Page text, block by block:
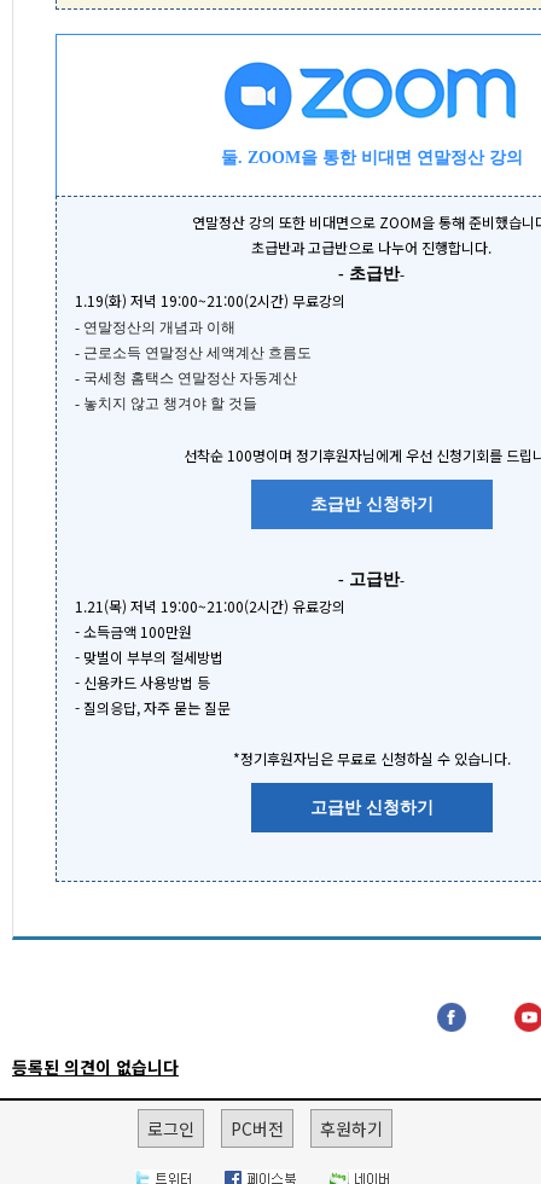
둘. ZOOM을 통한 비대면 연말정산 강의
연말정산 강의 또한 비대면으로 ZOOM을 통해 준비했습니
초급반과 고급반으로 나누어 진행합니다.
- 초급반-
1.19(화) 저녁 19:00~21:00(2시간) 무료강의
- 연말정산의 개념과 이해
- 근로소득 연말정산 세액계산 흐름도
- 국세청 홈택스 연말정산 자동계산
- 놓치지 않고 챙겨야 할 것들
선착순 100명이며 정기후원자님에게 우선 신청기회를 드립
초급반 신청하기
- 고급반-
1.21(목) 저녁 19:00~21:00(2시간) 유료강의
- 소득금액 100만원
- 맞벌이 부부의 절세방법
- 신용카드 사용방법 등
- 질의응답, 자주 묻는 질문
*정기후원자님은 무료로 신청하실 수 있습니다.
고급반 신청하기
등록된 의견이 없습니다
로그인 PC버전 후원하기